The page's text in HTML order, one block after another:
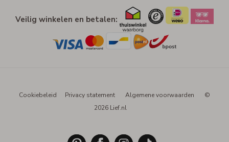
Veilig winkelen en betalen:
Cookiebeleid Privacy statement Algemene voorwaarden
©
2026 Lief.nl